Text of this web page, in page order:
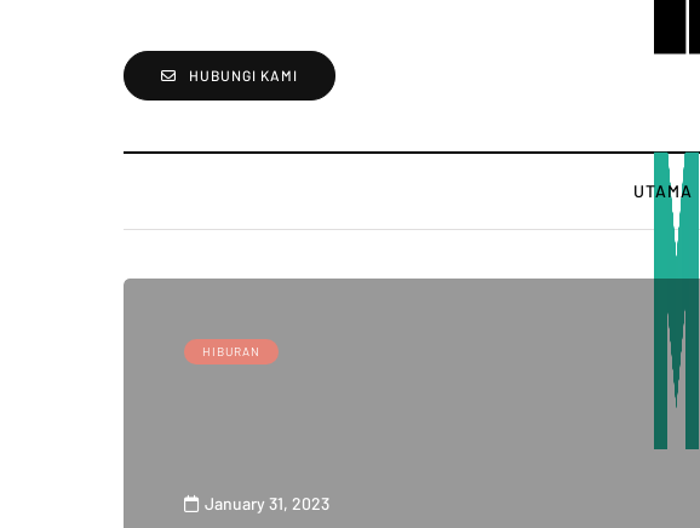
HUBUNGI KAMI
UTAMA
HIBURAN
January 31, 2023